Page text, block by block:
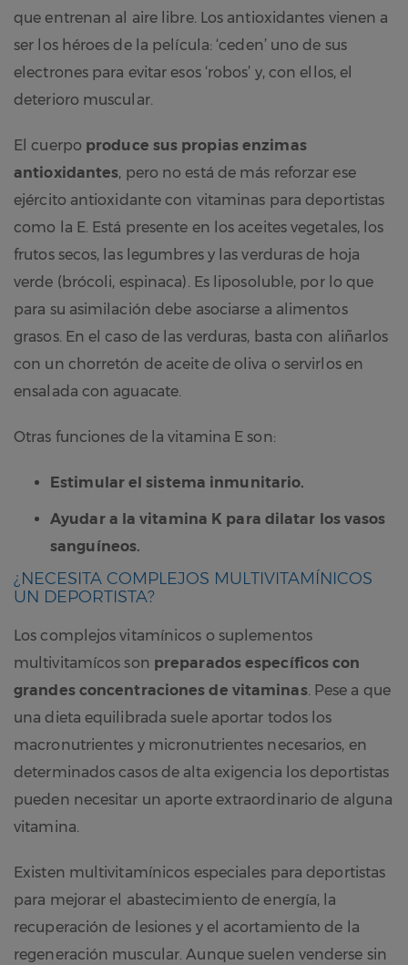
que entrenan al aire libre. Los antioxidantes vienen a
ser los héroes de la película: ‘ceden’ uno de sus
electrones para evitar esos ‘robos’ y, con ellos, el
deterioro muscular.
El cuerpo produce sus propias enzimas
antioxidantes, pero no está de más reforzar ese
ejército antioxidante con vitaminas para deportistas
como la E. Está presente en los aceites vegetales, los
frutos secos, las legumbres y las verduras de hoja
verde (brócoli, espinaca). Es liposoluble, por lo que
para su asimilación debe asociarse a alimentos
grasos. En el caso de las verduras, basta con aliñarlos
con un chorretón de aceite de oliva o servirlos en
ensalada con aguacate.
Otras funciones de la vitamina E son:
Estimular el sistema inmunitario.
Ayudar a la vitamina K para dilatar los vasos
sanguíneos.
¿NECESITA COMPLEJOS MULTIVITAMÍNICOS
UN DEPORTISTA?
Los complejos vitamínicos o suplementos
multivitamícos son preparados específicos con
grandes concentraciones de vitaminas. Pese a que
una dieta equilibrada suele aportar todos los
macronutrientes y micronutrientes necesarios, en
determinados casos de alta exigencia los deportistas
pueden necesitar un aporte extraordinario de alguna
vitamina.
Existen multivitamínicos especiales para deportistas
para mejorar el abastecimiento de energía, la
recuperación de lesiones y el acortamiento de la
regeneración muscular. Aunque suelen venderse sin